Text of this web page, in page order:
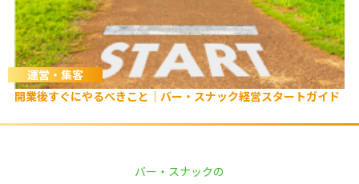
運営・集客
開業後すぐにやるべきこと｜バー・スナック経営スタートガイド
バー・スナックの